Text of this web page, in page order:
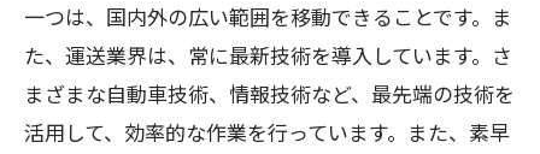
一つは、国内外の広い範囲を移動できることです。ま
た、運送業界は、常に最新技術を導入しています。さ
まざまな自動車技術、情報技術など、最先端の技術を
活用して、効率的な作業を行っています。また、素早